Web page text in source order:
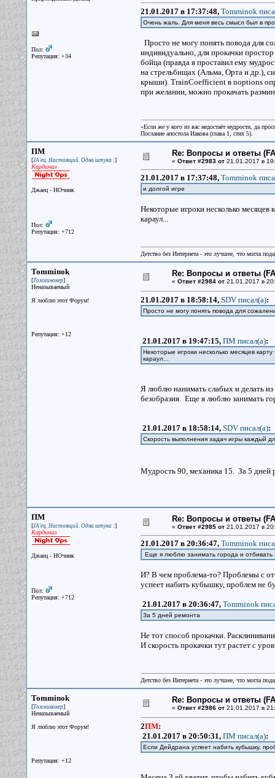
Пол:
Репутация: +34
21.01.2017 в 17:37:48, Tomminok
Очень жаль. Для меня весь смысл был в
Просто не могу понять повода для
индивидуально, для прокачки
бойца (правда я проставил ему
на стрельбищах (Альма, Орта и др.),
крыши). TrainCoefficient в noptions
при желании, можно прокачать
«Если же у кого из вас недостаёт мудрости, да
Послание апостола Иакова (глава 1, стих 5).
ПМ
[JA'ец. Настоящий. Одна штука :]
Кардинал
Джаец - НОчник
Пол:
Репутация: +712
Re: Вопросы и ответы
« Ответ #2983 от21.01.2017 в
21.01.2017 в 17:37:48, Tomminok
и долгой игре
Некоторые игроки несколько
караул...
Детство без Интернета - это лучшее, что могла
Tomminok
[Томминокер]
Неназываемый
Я люблю этот Форум!
Репутация: +12
Re: Вопросы и ответы
« Ответ #2984 от21.01.2017 в
21.01.2017 в 18:58:14, SDV писал(a):
Просто не могу понять повода для
21.01.2017 в 19:47:15, ПМ писал(a):
Некоторые игроки несколько месяцев
караул...
Я люблю нанимать слабых и делать
безобразия. Еще я люблю занимать
21.01.2017 в 18:58:14, SDV писал(a):
Скорость выполнения задач игры каждый
Мудрость 90, механика 15. За 5 дней
ПМ
[JA'ец. Настоящий. Одна штука :]
Кардинал
Джаец - НОчник
Пол:
Репутация: +712
Re: Вопросы и ответы
« Ответ #2985 от21.01.2017 в
21.01.2017 в 20:36:47, Tomminok
Еще я люблю занимать города и отбивать
И? В чем проблема-то? Проблемы с
успеет набить кубышку, проблем не
21.01.2017 в 20:36:47, Tomminok
За 5 дней ремонта
Не тот способ прокачки.
И скорость прокачки тут растет с
Детство без Интернета - это лучшее, что могла
Tomminok
[Томминокер]
Неназываемый
Я люблю этот Форум!
Репутация: +12
Re: Вопросы и ответы
« Ответ #2986 от21.01.2017 в
2ПМ:
21.01.2017 в 20:50:31, ПМ писал(a):
Если Дейдрана успеет набить кубышку,